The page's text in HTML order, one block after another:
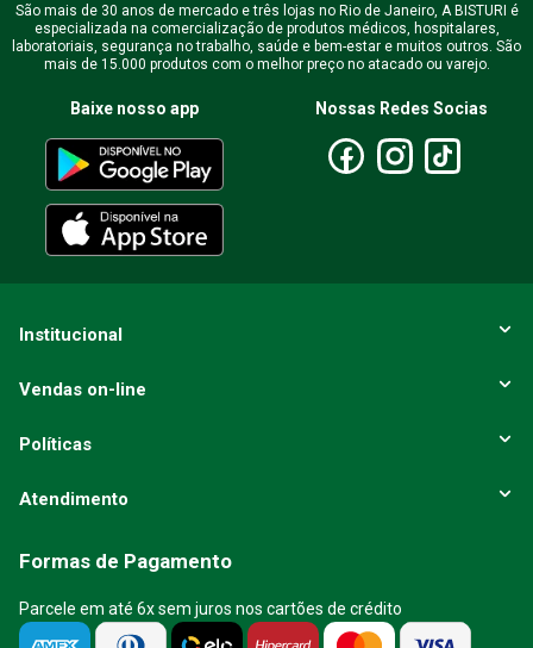
Endereço de email
Escreva uma avaliação
ENVIAR AVALIAÇÃO
São mais de 30 anos de mercado e três lojas no Rio de Janeiro, A BISTURI é
especializada na comercialização de produtos médicos, hospitalares,
laboratoriais, segurança no trabalho, saúde e bem-estar e muitos outros. São
mais de 15.000 produtos com o melhor preço no atacado ou varejo.
Baixe nosso app Nossas Redes Socias
Institucional
Vendas on-line
Políticas
Atendimento
Formas de Pagamento
Parcele em até 6x sem juros nos cartões de crédito